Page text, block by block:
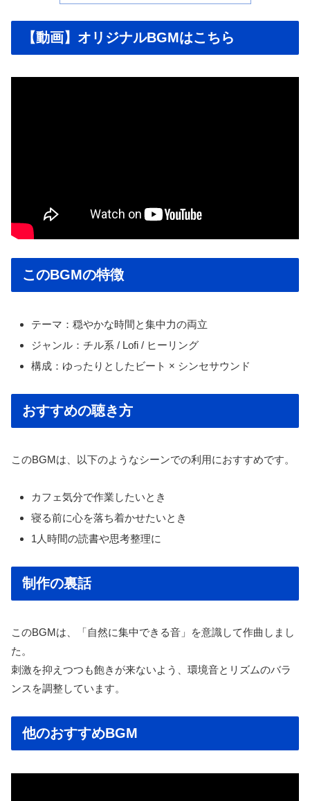
【動画】オリジナルBGMはこちら
このBGMの特徴
テーマ：穏やかな時間と集中力の両立
ジャンル：チル系 / Lofi / ヒーリング
構成：ゆったりとしたビート × シンセサウンド
おすすめの聴き方
このBGMは、以下のようなシーンでの利用におすすめです。
カフェ気分で作業したいとき
寝る前に心を落ち着かせたいとき
1人時間の読書や思考整理に
制作の裏話
このBGMは、「自然に集中できる音」を意識して作曲しまし
た。
刺激を抑えつつも飽きが来ないよう、環境音とリズムのバラ
ンスを調整しています。
他のおすすめBGM